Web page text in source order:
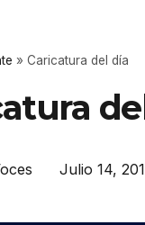
» Caricatura del día
Julio 14,